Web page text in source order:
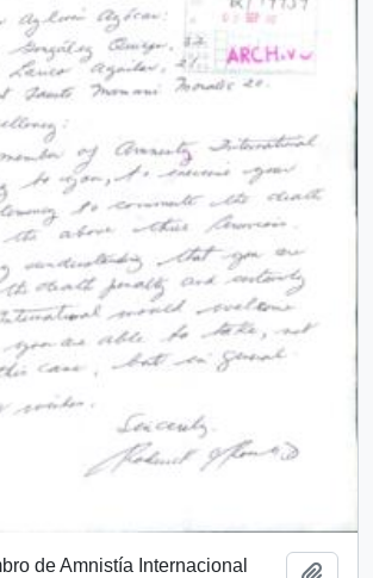
de Amnistía Internacional